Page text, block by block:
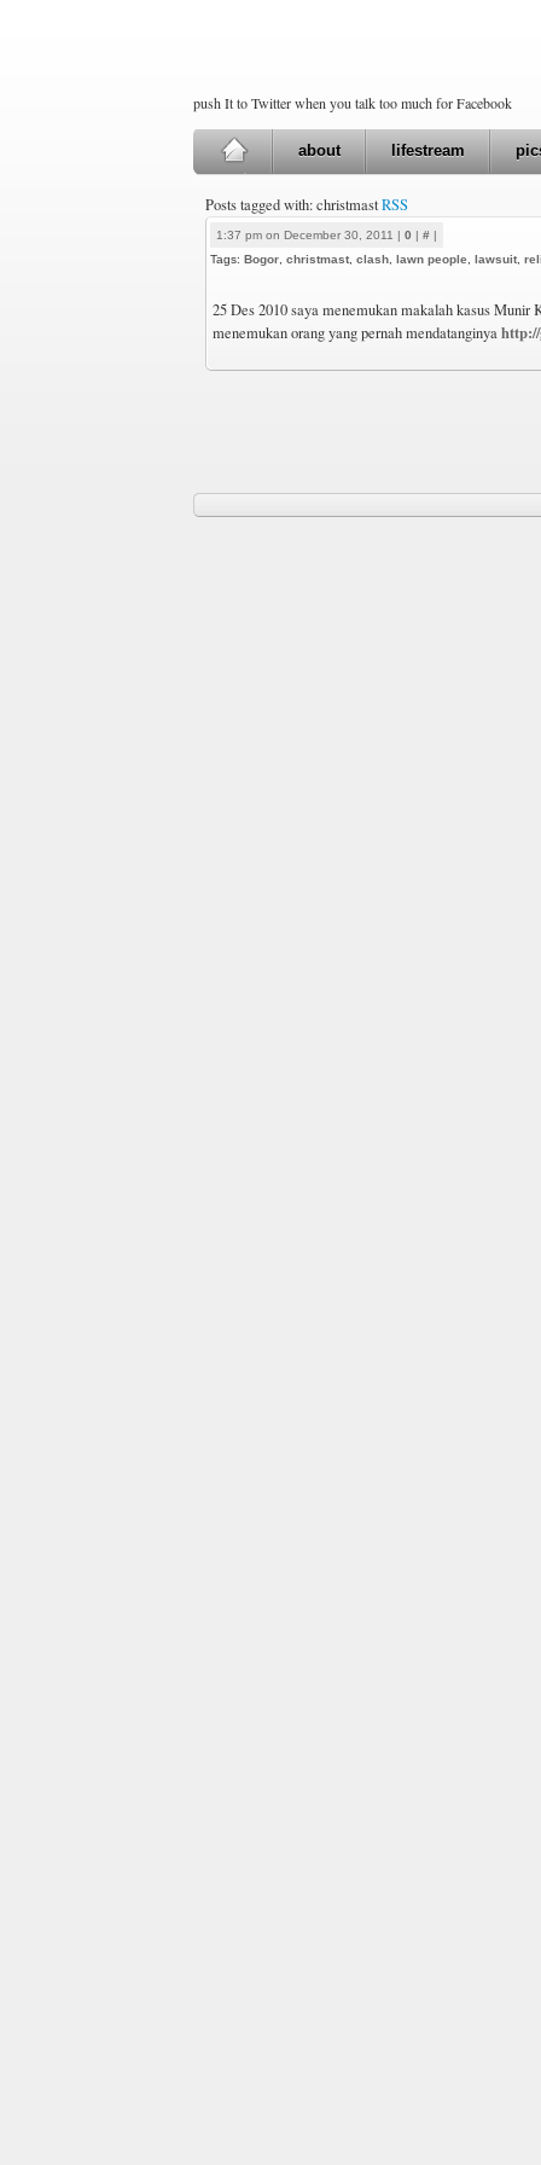
push It to Twitter when you talk too much for Facebook
about lifestream
Posts tagged with: christmastRSS
1:37 pm on December 30, 2011 | 0 | # |
Tags: Bogor christmast clash lawn people lawsuit
25 Des 2010 saya menemukan makalah kasus Munir
menemukan orang yang pernah mendatanginya